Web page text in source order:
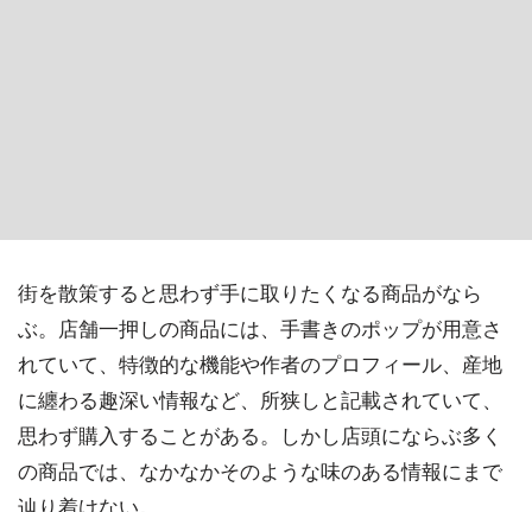
街を散策すると思わず手に取りたくなる商品がなら
ぶ。店舗一押しの商品には、手書きのポップが用意さ
れていて、特徴的な機能や作者のプロフィール、産地
に纏わる趣深い情報など、所狭しと記載されていて、
思わず購入することがある。しかし店頭にならぶ多く
の商品では、なかなかそのような味のある情報にまで
辿り着けない。